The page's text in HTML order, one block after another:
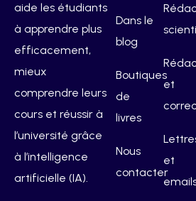
aide les étudiants
à apprendre plus
efficacement,
mieux
comprendre leurs
cours et réussir à
l’université grâce
à l’intelligence
artificielle (IA).
Dans le
blog
Boutiques
de
livres
Nous
contacter
et
et